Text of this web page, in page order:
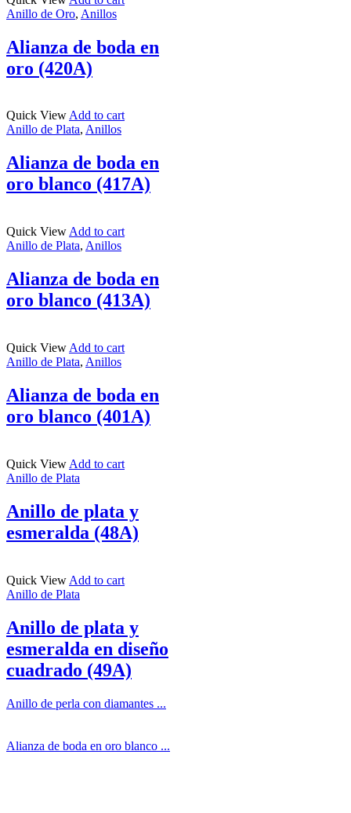
Anillo de Oro, Anillos
Alianza de boda en
oro (420A)
Quick ViewAdd to cart
Anillo de Plata, Anillos
Alianza de boda en
oro blanco (417A)
Quick View Add to cart
Anillo de Plata, Anillos
Alianza de boda en
oro blanco (413A)
Quick View Add to cart
Anillo de Plata, Anillos
Alianza de boda en
oro blanco (401A)
Quick View Add to cart
Anillo de Plata
Anillo de plata y
esmeralda (48A)
Quick View Add to cart
Anillo de Plata
Anillo de plata y
esmeralda en diseño
cuadrado (49A)
Anillo de perla con diamantes ...
Alianza de boda en oro blanco ...